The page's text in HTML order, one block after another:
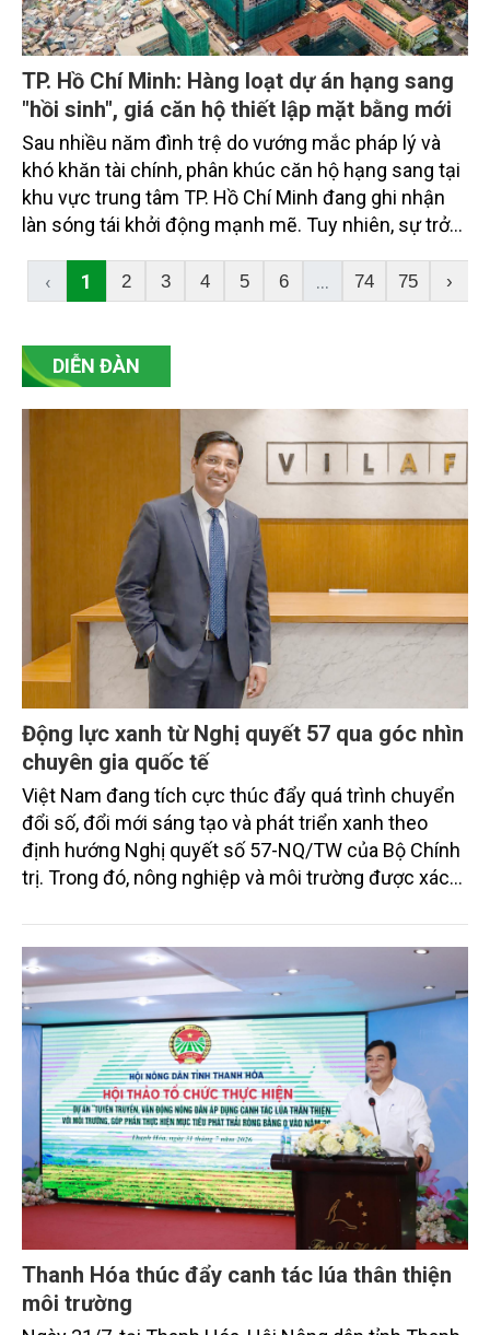
TP. Hồ Chí Minh: Hàng loạt dự án hạng sang
"hồi sinh", giá căn hộ thiết lập mặt bằng mới
Sau nhiều năm đình trệ do vướng mắc pháp lý và
khó khăn tài chính, phân khúc căn hộ hạng sang tại
khu vực trung tâm TP. Hồ Chí Minh đang ghi nhận
làn sóng tái khởi động mạnh mẽ. Tuy nhiên, sự trở
lại, mặt bằng giá mới đang liên tục lập đỉnh...
‹ 1 2 3 4 5 6 ... 74 75 ›
DIỄN ĐÀN
Động lực xanh từ Nghị quyết 57 qua góc nhìn
chuyên gia quốc tế
Việt Nam đang tích cực thúc đẩy quá trình chuyển
đổi số, đổi mới sáng tạo và phát triển xanh theo
định hướng Nghị quyết số 57-NQ/TW của Bộ Chính
trị. Trong đó, nông nghiệp và môi trường được xác
sắc bởi các tiến bộ công nghệ và cam kết bền vững
toàn cầu, đặc biệt là mục tiêu đưa phát thải ròng
bằng 0 (Net-Zero) vào năm 2050.
Thanh Hóa thúc đẩy canh tác lúa thân thiện
môi trường